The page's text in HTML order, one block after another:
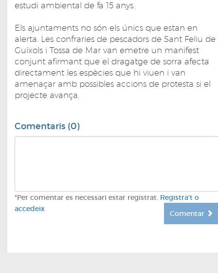
estudi ambiental de fa 15 anys.
Els ajuntaments no són els únics que estan en
alerta. Les confraries de pescadors de Sant Feliu de
Guíxols i Tossa de Mar van emetre un manifest
conjunt afirmant que el dragatge de sorra afecta
directament les espècies que hi viuen i van
amenaçar amb possibles accions de protesta si el
projecte avança.
Comentaris (0)
*Per comentar es necessari estar registrat. Registra't o
accedeix
Comentar